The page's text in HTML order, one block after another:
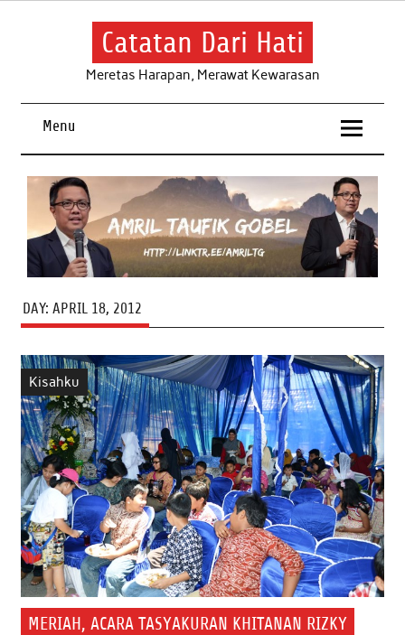
Skip
Catatan Dari Hati
Meretas Harapan, Merawat Kewarasan
Menu
DAY: APRIL 18, 2012
Kisahku
MERIAH, ACARA TASYAKURAN KHITANAN RIZKY